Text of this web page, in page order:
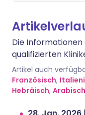
Die Informationen
qualifizierten
Artikel auch
Französisch,
Hebräisch, Arabisch